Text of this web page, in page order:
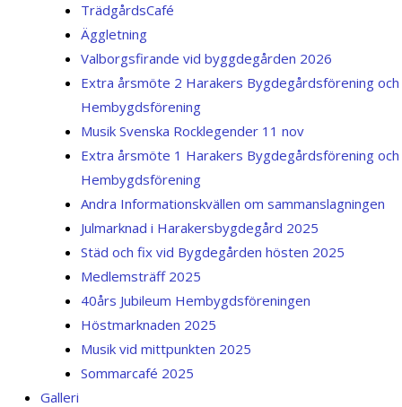
TrädgårdsCafé
Äggletning
Valborgsfirande vid byggdegården 2026
Extra årsmöte 2 Harakers Bygdegårdsförening och
Hembygdsförening
Musik Svenska Rocklegender 11 nov
Extra årsmöte 1 Harakers Bygdegårdsförening och
Hembygdsförening
Andra Informationskvällen om sammanslagningen
Julmarknad i Harakersbygdegård 2025
Städ och fix vid Bygdegården hösten 2025
Medlemsträff 2025
40års Jubileum Hembygdsföreningen
Höstmarknaden 2025
Musik vid mittpunkten 2025
Sommarcafé 2025
Galleri